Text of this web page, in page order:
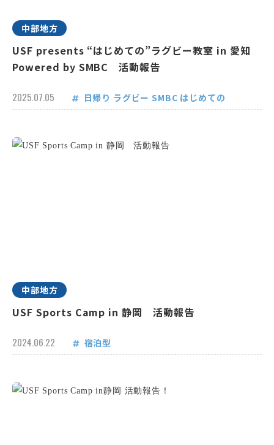
中部地方
USF presents “はじめての”ラグビー教室 in 愛知
Powered by SMBC 活動報告
2025.07.05 日帰り ラグビー SMBC はじめての
中部地方
USF Sports Camp in 静岡 活動報告
2024.06.22 宿泊型